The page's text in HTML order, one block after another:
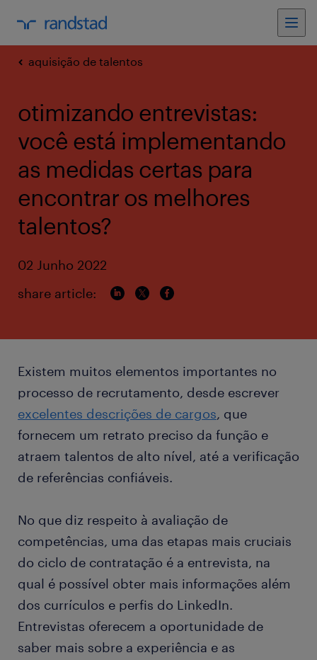
aquisição de talentos
otimizando entrevistas:
você está implementando
as medidas certas para
encontrar os melhores
talentos?
02 Junho 2022
share article:
Existem muitos elementos importantes no
processo de recrutamento, desde escrever
excelentes descrições de cargos, que
fornecem um retrato preciso da função e
atraem talentos de alto nível, até a verificação
de referências confiáveis.
No que diz respeito à avaliação de
competências, uma das etapas mais cruciais
do ciclo de contratação é a entrevista, na
qual é possível obter mais informações além
dos currículos e perfis do LinkedIn.
Entrevistas oferecem a oportunidade de
saber mais sobre a experiência e as